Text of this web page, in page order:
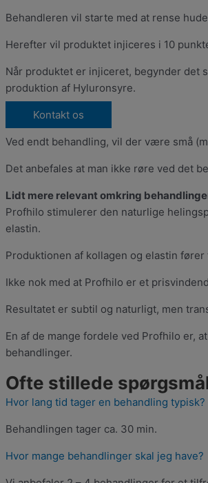
Behandleren vil starte med at rense
Herefter vil produktet injiceres i 10
Når produktet er injiceret, begynder det
produktion af Hyluronsyre.
Kontakt os
Ved endt behandling, vil der være små
Det anbefales at man ikke røre ved det
Lidt mere relevant omkring
Profhilo stimulerer den naturlige
elastin.
Produktionen af kollagen og elastin
Ikke nok med at Profhilo er et
Resultatet er subtil og naturligt, men
En af de mange fordele ved Profhilo er,
behandlinger.
Ofte stillede
Hvor lang tid tager en behandling typisk?
Behandlingen tager ca. 30 min.
Hvor mange behandlinger skal jeg have?